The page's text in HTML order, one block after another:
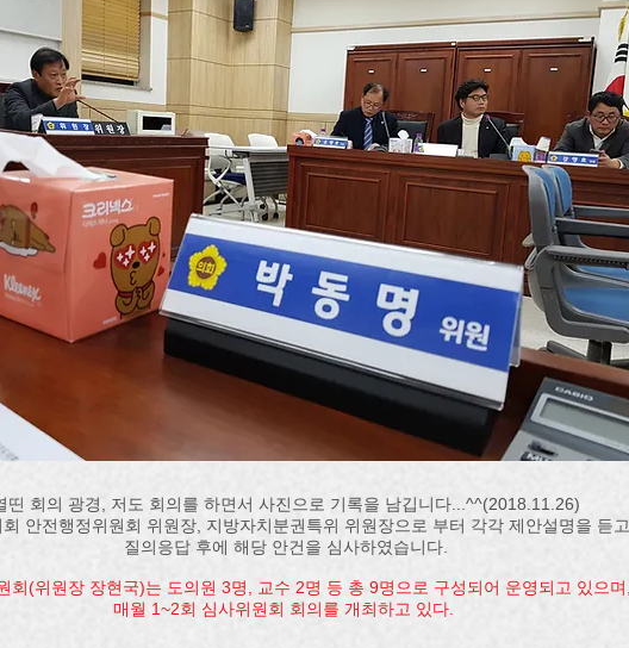
띤 회의 광경, 저도 회의를 하면서 사진으로 기록을 남깁니다...^^(2018.11.26)
안전행정위원회 위원장, 지방자치분권특위 위원장으로 부터 각각 제안설명을 듣고,
질의응답 후에 해당 안건을 심사하였습니다.​
회(위원장 장현국)는 도의원 3명, 교수 2명 등 총 9명으로 구성되어 운영되고 있으며,
​매월 1~2회 심사위원회 회의를 개최하고 있다.